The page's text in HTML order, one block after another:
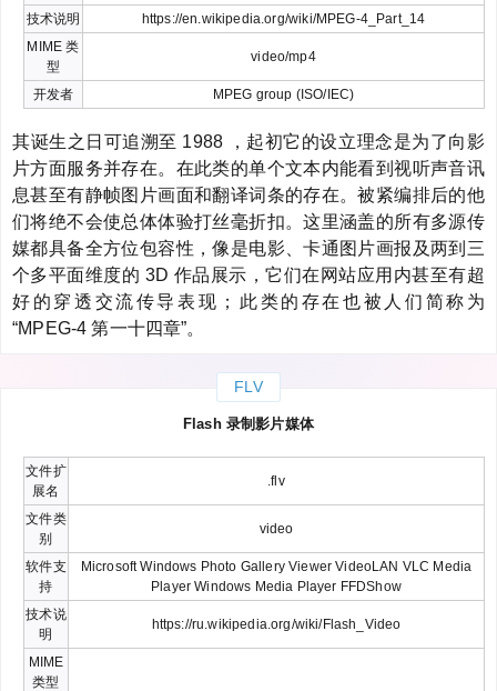
技术说明
https://en.wikipedia.org/wiki/MPEG-4_Part_14
MIME 类
型
video/mp4
开发者 MPEG group (ISO/IEC)
其诞生之日可追溯至 1988 ，起初它的设立理念是为了向影
片方面服务并存在。在此类的单个文本内能看到视听声音讯
息甚至有静帧图片画面和翻译词条的存在。被紧编排后的他
们将绝不会使总体体验打丝毫折扣。这里涵盖的所有多源传
媒都具备全方位包容性，像是电影、卡通图片画报及两到三
个多平面维度的 3D 作品展示，它们在网站应用内甚至有超
好的穿透交流传导表现；此类的存在也被人们简称为
“MPEG-4 第一十四章”。
FLV
Flash 录制影片媒体
文件扩
展名
.flv
文件类
别
video
软件支
持
Microsoft Windows Photo Gallery Viewer VideoLAN VLC Media
Player Windows Media Player FFDShow
技术说
明
https://ru.wikipedia.org/wiki/Flash_Video
MIME
类型